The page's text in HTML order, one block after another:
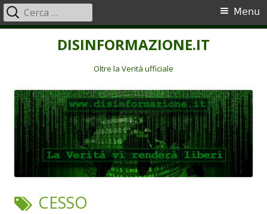
DISINFORMAZIONE.IT
Oltre la Verità ufficiale
Menu
principale
Menu
Ricerca
per:
TAG:
CESSO